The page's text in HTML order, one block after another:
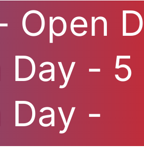
Open
Day - 5
Day -